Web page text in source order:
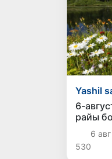
Yashil
6-
райы
6
530